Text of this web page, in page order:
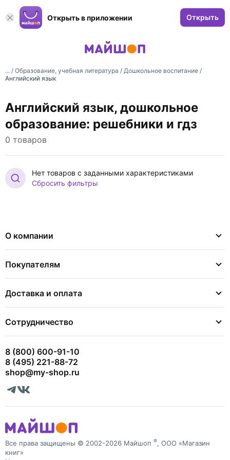
Открыть в приложении Открыть
... / Образование, учебная литература / Дошкольное воспитание /
Английский язык
Английский язык, дошкольное
образование: решебники и гдз
0 товаров
Нет товаров с заданными характеристиками
Сбросить фильтры
О компании
Покупателям
Доставка и оплата
Сотрудничество
8 (800) 600-91-10
8 (495) 221-88-72
shop@my-shop.ru
Все права защищены © 2002-2026 Майшоп ®, ООО «Магазин
книг»